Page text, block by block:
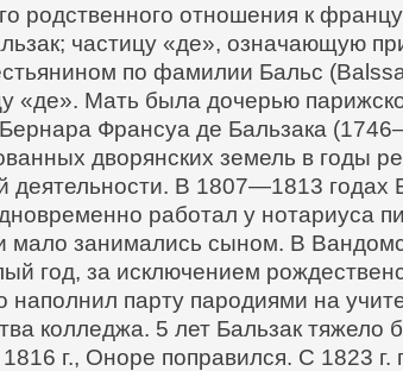
родственного отношения к
частицу «де», означающую
по фамилии Бальс
«де». Мать была дочерью
Бернара Франсуа де Бальзака
дворянских земель в годы
деятельности. В 1807—1813
работал у нотариуса
мало занимались сыном. В
год, за исключением
наполнил парту пародиями на
колледжа. 5 лет Бальзак
г., Оноре поправился. С 1823 г.